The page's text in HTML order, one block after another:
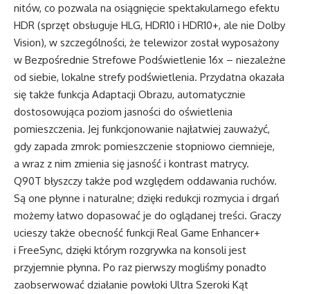
nitów, co pozwala na osiągnięcie spektakularnego efektu
HDR (sprzęt obsługuje HLG, HDR10 i HDR10+, ale nie Dolby
Vision), w szczególności, że telewizor został wyposażony
w Bezpośrednie Strefowe Podświetlenie 16x – niezależne
od siebie, lokalne strefy podświetlenia. Przydatna okazała
się także funkcja Adaptacji Obrazu, automatycznie
dostosowująca poziom jasności do oświetlenia
pomieszczenia. Jej funkcjonowanie najłatwiej zauważyć,
gdy zapada zmrok: pomieszczenie stopniowo ciemnieje,
a wraz z nim zmienia się jasność i kontrast matrycy.
Q90T błyszczy także pod względem oddawania ruchów.
Są one płynne i naturalne; dzięki redukcji rozmycia i drgań
możemy łatwo dopasować je do oglądanej treści. Graczy
ucieszy także obecność funkcji Real Game Enhancer+
i FreeSync, dzięki którym rozgrywka na konsoli jest
przyjemnie płynna. Po raz pierwszy mogliśmy ponadto
zaobserwować działanie powłoki Ultra Szeroki Kąt